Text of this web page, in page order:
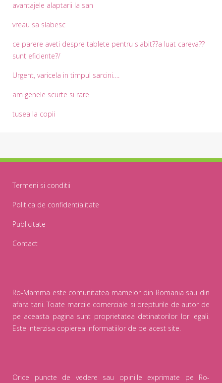
avantajele alaptarii la san
vreau sa slabesc
ce parere aveti despre tablete pentru slabit??a luat careva??
sunt eficiente?/
Urgent, varicela in timpul sarcini….
am genele scurte si rare
tusea la copii
Termeni si conditii
Politica de confidentialitate
Publicitate
Contact
Ro-Mamma este comunitatea mamelor din Romania sau din
afara tarii. Toate marcile comerciale si drepturile de autor de
pe aceasta pagina sunt proprietatea detinatorilor lor legali.
Este interzisa copierea informatiilor de pe acest site.
Orice puncte de vedere sau opiniile exprimate pe Ro-